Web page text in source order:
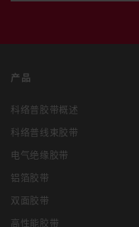
产品
科络普胶带概述
科络普线束胶带
电气绝缘胶带
铝箔胶带
双面胶带
高性能胶带